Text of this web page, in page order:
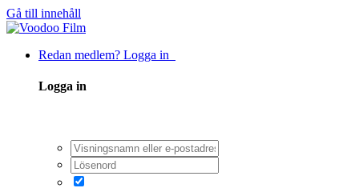
Gå till innehåll
Redan medlem? Logga in
Logga in